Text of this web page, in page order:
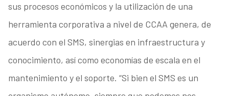
sus procesos económicos y la utilización de una
herramienta corporativa a nivel de CCAA genera, de
acuerdo con el SMS, sinergias en infraestructura y
conocimiento, así como economías de escala en el
mantenimiento y el soporte. “Si bien el SMS es un